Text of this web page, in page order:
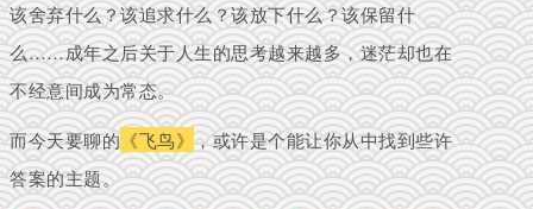
该舍弃什么？该追求什么？该放下什么？该保留什
么……成年之后关于人生的思考越来越多，迷茫却也在
不经意间成为常态。
而今天要聊的 《飞鸟》 ，或许是个能让你从中找到些许
答案的主题。